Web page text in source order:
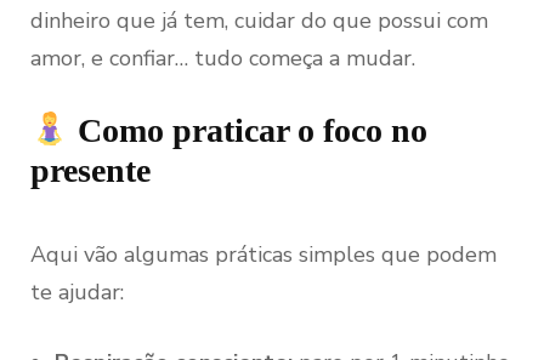
dinheiro que já tem, cuidar do que possui com
amor, e confiar… tudo começa a mudar.
Como praticar o foco no
presente
Aqui vão algumas práticas simples que podem
te ajudar: